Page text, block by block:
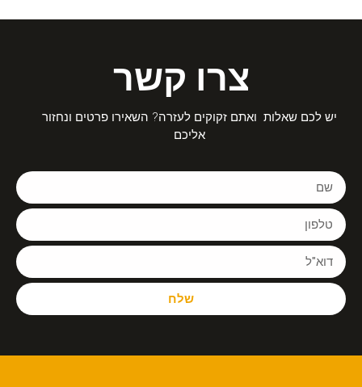
צרו קשר
יש לכם שאלות ואתם זקוקים לעזרה? השאירו פרטים ונחזור
אליכם
שלח